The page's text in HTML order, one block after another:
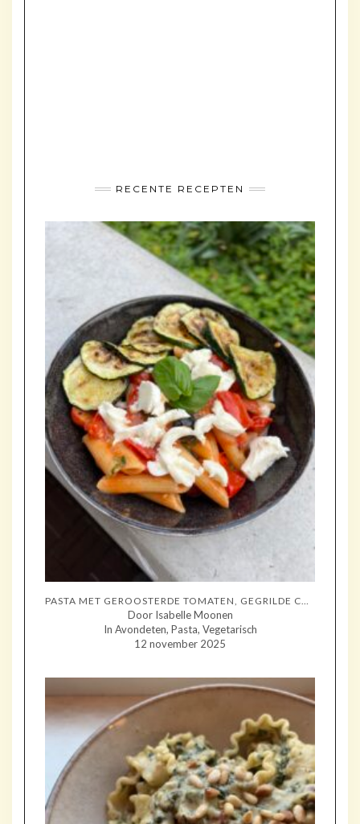
RECENTE RECEPTEN
Door Isabelle Moonen
In Avondeten, Pasta, Vegetarisch
12 november 2025